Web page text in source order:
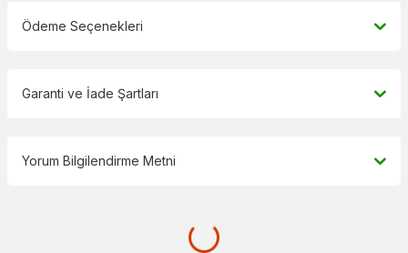
Ödeme Seçenekleri
Garanti ve İade Şartları
Yorum Bilgilendirme Metni